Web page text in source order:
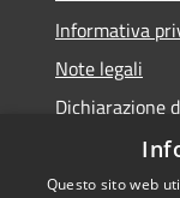
Informativa
Note legali
Dichiarazione
Questo sito web